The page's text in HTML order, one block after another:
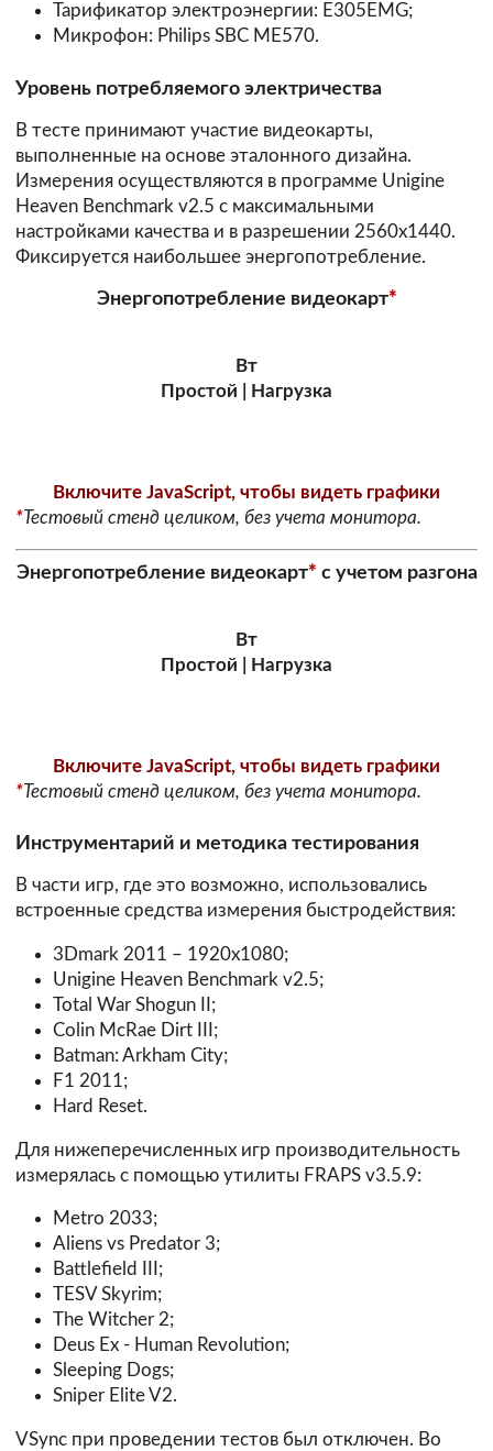
Тарификатор электроэнергии: E305EMG;
Микрофон: Philips SBC ME570.
Уровень потребляемого электричества
В тесте принимают участие видеокарты,
выполненные на основе эталонного дизайна.
Измерения осуществляются в программе Unigine
Heaven Benchmark v2.5 с максимальными
настройками качества и в разрешении 2560х1440.
Фиксируется наибольшее энергопотребление.
Энергопотребление видеокарт*
Вт
Простой | Нагрузка
Включите JavaScript, чтобы видеть графики
*Тестовый стенд целиком, без учета монитора.
Энергопотребление видеокарт* с учетом разгона
Вт
Простой | Нагрузка
Включите JavaScript, чтобы видеть графики
*Тестовый стенд целиком, без учета монитора.
Инструментарий и методика тестирования
В части игр, где это возможно, использовались
встроенные средства измерения быстродействия:
3Dmark 2011 – 1920x1080;
Unigine Heaven Benchmark v2.5;
Total War Shogun II;
Colin McRae Dirt III;
Batman: Arkham City;
F1 2011;
Hard Reset.
Для нижеперечисленных игр производительность
измерялась с помощью утилиты FRAPS v3.5.9:
Metro 2033;
Aliens vs Predator 3;
Battlefield III;
TESV Skyrim;
The Witcher 2;
Deus Ex - Human Revolution;
Sleeping Dogs;
Sniper Elite V2.
VSync при проведении тестов был отключен. Во